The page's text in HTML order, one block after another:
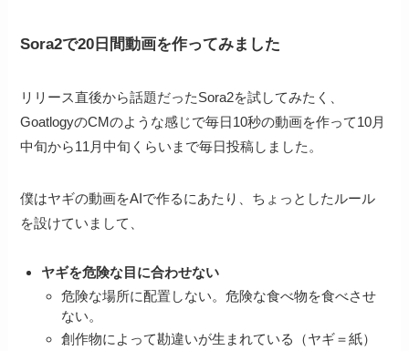
Sora2で20日間動画を作ってみました
リリース直後から話題だったSora2を試してみたく、
GoatlogyのCMのような感じで毎日10秒の動画を作って10月
中旬から11月中旬くらいまで毎日投稿しました。
僕はヤギの動画をAIで作るにあたり、ちょっとしたルール
を設けていまして、
ヤギを危険な目に合わせない
危険な場所に配置しない。危険な食べ物を食べさせ
ない。
創作物によって勘違いが生まれている（ヤギ＝紙）